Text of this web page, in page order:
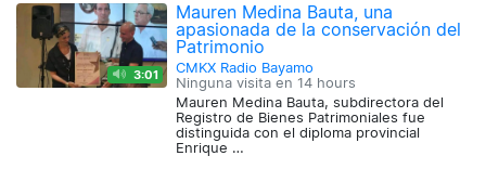
3:01
Mauren Medina Bauta, una
apasionada de la conservación del
Patrimonio
CMKX Radio Bayamo
Ninguna visita en 14 hours
Mauren Medina Bauta, subdirectora del
Registro de Bienes Patrimoniales fue
distinguida con el diploma provincial
Enrique …